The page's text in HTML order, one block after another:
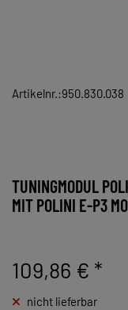
Artikelnr.:950.830.038
TUNINGMODUL
MIT POLINI E-P3
109,86 € *
nicht lieferbar